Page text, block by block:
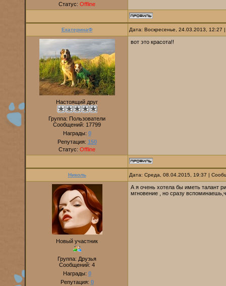
Статус: Offline
ЕкатеринаФ Дата: Воскресенье, 24.03.2013,
Настоящий друг
Группа: Пользователи
Сообщений: 17799
Награды: 0
Репутация: 150
Статус: Offline
вот это красота!!
Николь Дата: Среда, 08.04.2015, 19:37 |
Новый участник
Группа: Друзья
Сообщений: 4
Награды: 0
Репутация: 0
А я очень хотела бы иметь талант
мгновение , но сразу